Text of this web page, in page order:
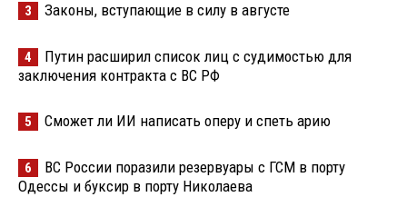
3 Законы, вступающие в силу в августе
4
Путин расширил список лиц с судимостью для
заключения контракта с ВС РФ
5 Сможет ли ИИ написать оперу и спеть арию
6
ВС России поразили резервуары с ГСМ в порту
Одессы и буксир в порту Николаева